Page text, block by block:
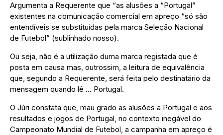
Argumenta a Requerente que “as alusões a “Portugal”
existentes na comunicação comercial em apreço “só são
entendíveis se substituídas pela marca Seleção Nacional
de Futebol” (sublinhado nosso).
Ou seja, não é a utilização duma marca registada que é
posta em causa mas, outrossim, a leitura de equivalência
que, segundo a Requerente, será feita pelo destinatário da
mensagem quando lê … Portugal.
O Júri constata que, mau grado as alusões a Portugal e aos
resultados e jogos de Portugal, no contexto inegável do
Campeonato Mundial de Futebol, a campanha em apreço é